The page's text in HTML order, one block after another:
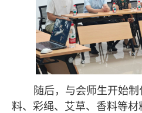
随后，与会师生开始
料、彩绳、艾草、香料等材